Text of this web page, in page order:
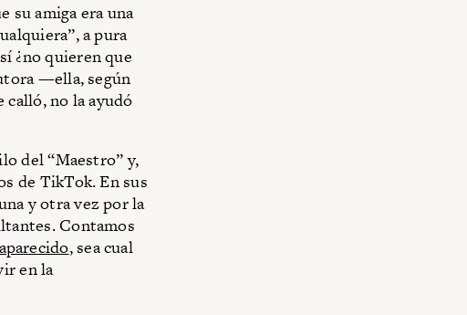
su amiga era una
a pura
¿no quieren que
—ella, según
calló, no la ayudó
del “Maestro” y,
de TikTok. En sus
y otra vez por la
Contamos
, sea cual
en la